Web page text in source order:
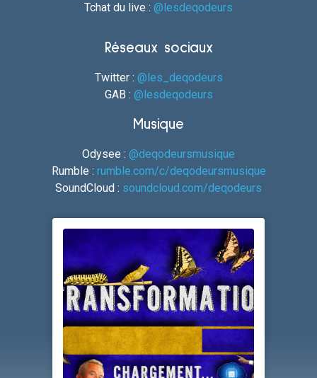
Tchat du live : @lesdeqodeurs
Réseaux sociaux
Twitter : @les_deqodeurs
GAB : @lesdeqodeurs
Musique
Odysee : @deqodeursmusique
Rumble : rumble.com/c/deqodeursmusique
SoundCloud : soundcloud.com/deqodeurs